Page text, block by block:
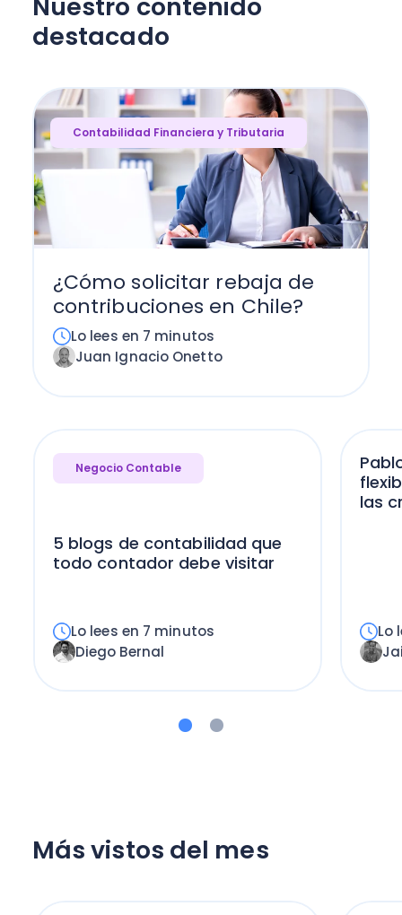
Nuestro contenido
destacado
Contabilidad Financiera y Tributaria
¿Cómo solicitar rebaja de
contribuciones en Chile?
Lo lees en 7 minutos
Juan Ignacio Onetto
Negocio Contable
5 blogs de contabilidad que
todo contador debe visitar
Lo lees en 7 minutos
Diego Bernal
las
Lo
Más vistos del mes